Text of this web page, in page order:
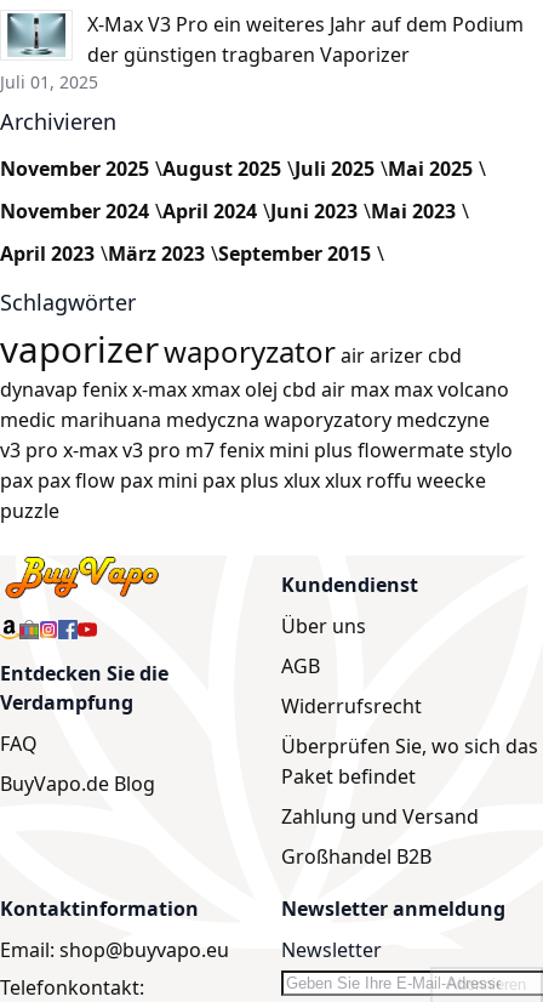
X-Max V3 Pro ein weiteres Jahr auf dem Podium
der günstigen tragbaren Vaporizer
Juli 01, 2025
Archivieren
November 2025 August 2025 Juli 2025 Mai 2025
November 2024 April 2024 Juni 2023 Mai 2023
April 2023 März 2023 September 2015
Schlagwörter
vaporizerwaporyzatorairarizercbd
dynavap fenixx-maxxmaxolej cbd air max maxvolcano
medic marihuana medyczna waporyzatory medczyne
v3 pro x-max v3 pro m7fenix mini plus flowermate stylo
pax pax flow pax mini pax plus xluxxlux roffu weecke
puzzle
Entdecken Sie die
Verdampfung
FAQ
BuyVapo.de Blog
Kundendienst
Über uns
AGB
Widerrufsrecht
Überprüfen Sie, wo sich das
Paket befindet
Zahlung und Versand
Großhandel B2B
Kontaktinformation
Email: shop@buyvapo.eu
Telefonkontakt:
Newsletter anmeldung
Newsletter
Abonnieren